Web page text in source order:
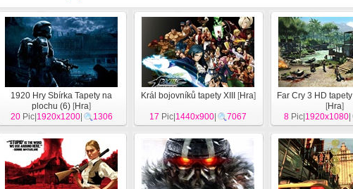
1920 Hry Sbírka Tapety na
plochu (6) [Hra]
20Pic| 1920x1200| 1306
Král bojovníků tapety XIII [Hra]
17 Pic| 1440x900 7067
Far Cry 3 HD
[Hra]
8Pic| 1920x1080|